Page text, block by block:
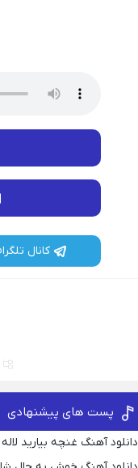
کانال
پست های پیشنهادی
دانلود آهنگ غنچه بیارید